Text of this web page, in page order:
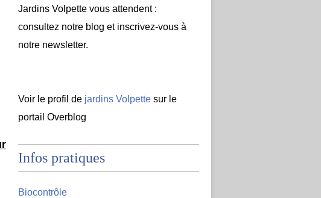
Jardins Volpette vous attendent :
consultez notre blog et inscrivez-vous à
notre newsletter.
Voir le profil de jardins Volpette sur le
portail Overblog
Infos pratiques
Biocontrôle